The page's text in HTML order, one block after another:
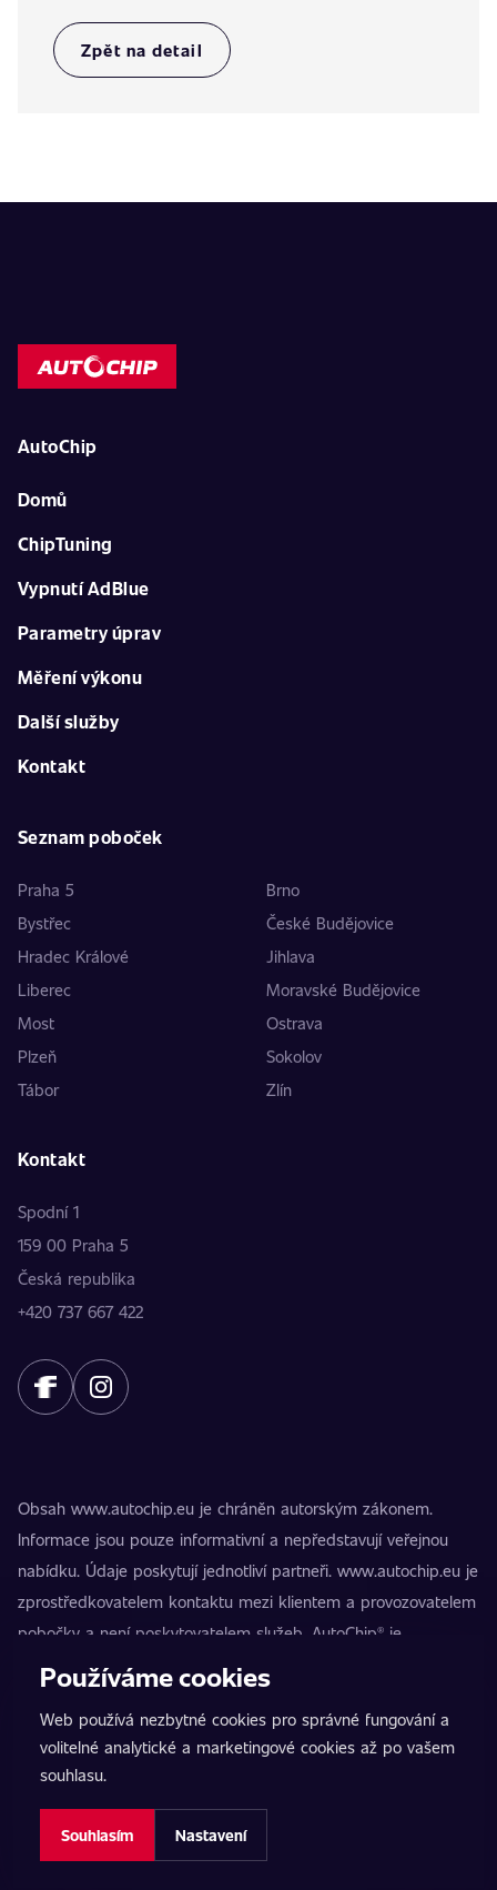
Zpět na detail
AutoChip
Domů
ChipTuning
Vypnutí AdBlue
Parametry úprav
Měření výkonu
Další služby
Kontakt
Seznam poboček
Praha 5
Brno
Bystřec
České Budějovice
Hradec Králové
Jihlava
Liberec
Moravské Budějovice
Most
Ostrava
Plzeň
Sokolov
Tábor
Zlín
Kontakt
Spodní 1
159 00 Praha 5
Česká republika
+420 737 667 422
Obsah www.autochip.eu je chráněn autorským zákonem.
Informace jsou pouze informativní a nepředstavují veřejnou
nabídku. Údaje poskytují jednotliví partneři. www.autochip.eu je
zprostředkovatelem kontaktu mezi klientem a provozovatelem
pobočky a není poskytovatelem služeb. AutoChip® je
registrovaná ochranná známka Petra Kučery. Úpravy, které
nezpůsobilosti vozidla k provozu na pozemních komunikacích.
Přesné informace poskytuje vždy konkrétní provozovatel
pobočky.
Nastavení cookies
Používáme cookies
Web používá nezbytné cookies pro správné fungování a
volitelné analytické a marketingové cookies až po vašem
souhlasu.
Souhlasím Nastavení